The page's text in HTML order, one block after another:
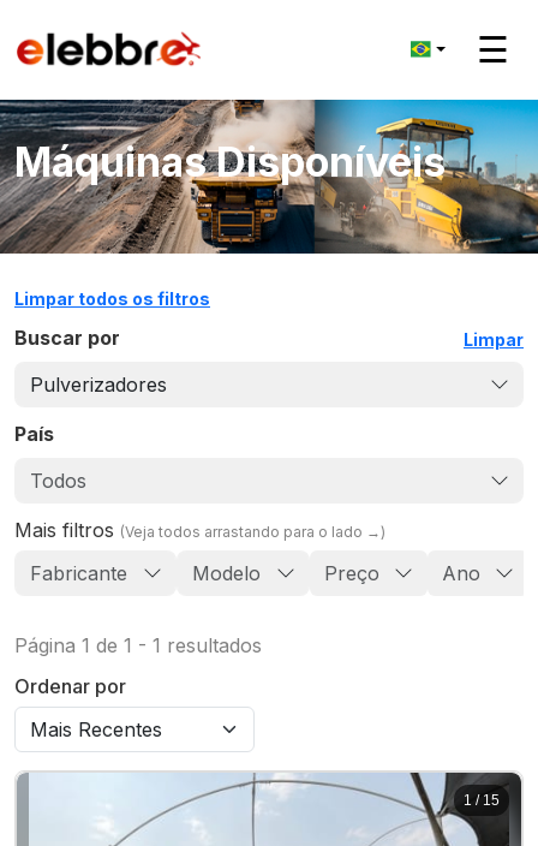
☰
Máquinas Disponíveis
Limpar todos os filtros
Buscar por Limpar
Pulverizadores
País
Todos
Mais filtros (Veja todos arrastando para o lado →)
Fabricante Modelo Preço Ano
Página 1 de 1 - 1 resultados
Ordenar por
1 /15